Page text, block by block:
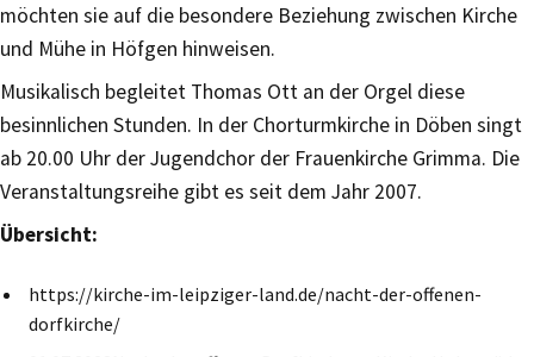
möchten sie auf die besondere Beziehung zwischen Kirche
und Mühe in Höfgen hinweisen.
Musikalisch begleitet Thomas Ott an der Orgel diese
besinnlichen Stunden. In der Chorturmkirche in Döben singt
ab 20.00 Uhr der Jugendchor der Frauenkirche Grimma. Die
Veranstaltungsreihe gibt es seit dem Jahr 2007.
Übersicht:
https://kirche-im-leipziger-land.de/nacht-der-offenen-
dorfkirche/